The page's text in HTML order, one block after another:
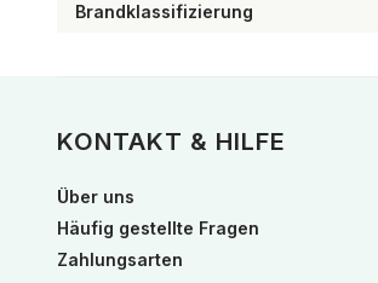
Brandklassifizierung
KONTAKT & HILFE
Über uns
Häufig gestellte Fragen
Zahlungsarten